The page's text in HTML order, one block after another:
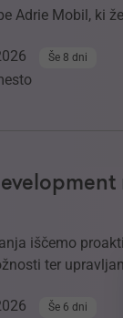
Adrie Mobil, ki
Še 8 dni
iščemo
ter
Še 6 dni